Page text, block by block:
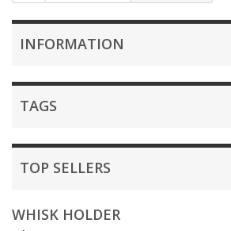
INFORMATION
TAGS
TOP SELLERS
WHISK HOLDER